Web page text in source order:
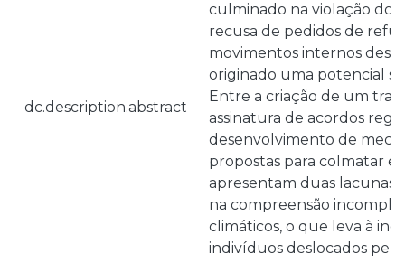
dc.description.abstract
culminado na violação dos
recusa de pedidos de
movimentos internos
originado uma potencial
Entre a criação de um
assinatura de acordos
desenvolvimento de
propostas para colmatar
apresentam duas lacunas.
na compreensão
climáticos, o que leva à
indivíduos deslocados